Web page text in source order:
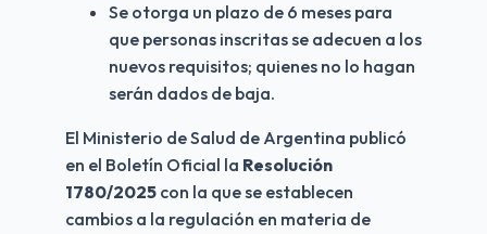
Se otorga un plazo de 6 meses para
que personas inscritas se adecuen a los
nuevos requisitos; quienes no lo hagan
serán dados de baja.
El Ministerio de Salud de Argentina publicó
en el Boletín Oficial la Resolución
1780/2025 con la que se establecen
cambios a la regulación en materia de